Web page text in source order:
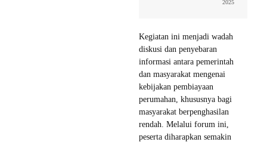
2025
Kegiatan ini menjadi wadah
diskusi dan penyebaran
informasi antara pemerintah
dan masyarakat mengenai
kebijakan pembiayaan
perumahan, khususnya bagi
masyarakat berpenghasilan
rendah. Melalui forum ini,
peserta diharapkan semakin